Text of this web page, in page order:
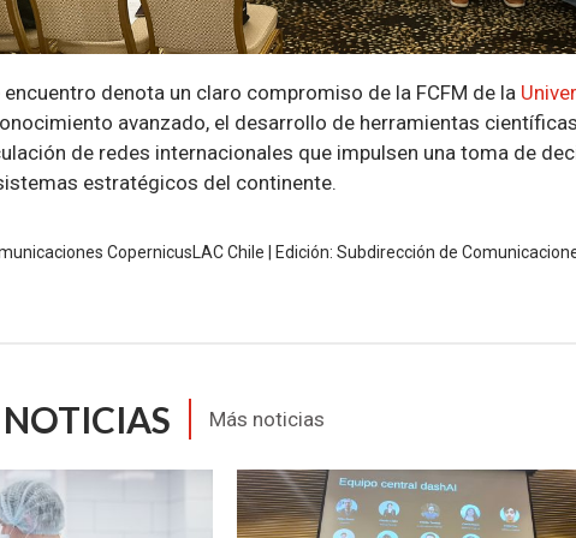
encuentro denota un claro compromiso de la FCFM de la
avanzado, el desarrollo de herramientas
de redes internacionales que impulsen una toma de
estratégicos del continente.
CopernicusLAC Chile | Edición: Subdirección de
Más noticias